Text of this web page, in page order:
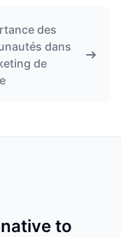
des
dans
de
to